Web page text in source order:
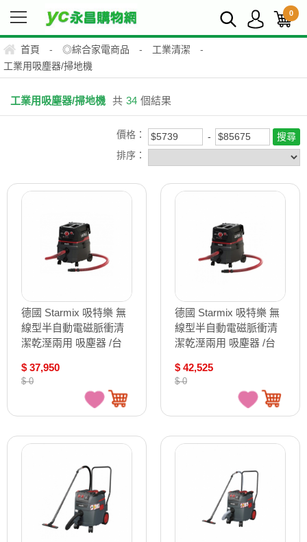
0
首頁 - ◎綜合家電商品 - 工業清潔
-
工業用吸塵器/掃地機
工業用吸塵器/掃地機 共 34 個結果
價格：
排序：
德國 Starmix 吸特樂 無
線型半自動電磁脈衝清
潔乾溼兩用 吸塵器 /台
基本款
$ 37,950
$ 0
德國 Starmix 吸特樂 無
線型半自動電磁脈衝清
潔乾溼兩用 吸塵器 /台
頂配款
$ 42,525
$ 0